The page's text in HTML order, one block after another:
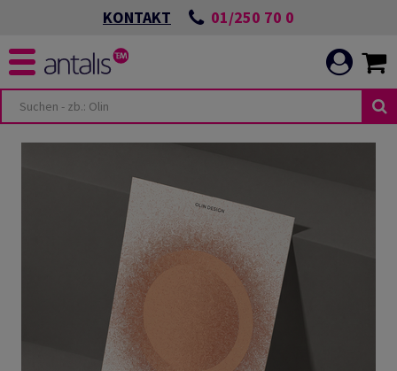
KONTAKT 01/250 70 0